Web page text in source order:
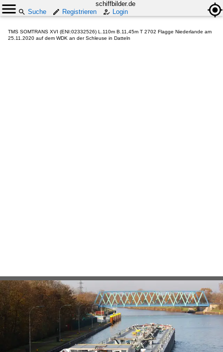
schiffbilder.de
Suche
Registrieren Login
TMS SOMTRANS XVI (ENI:02332526) L.110m B.11,45m T 2702 Flagge Niederlande am
25.11.2020 auf dem WDK an der Schleuse in Datteln